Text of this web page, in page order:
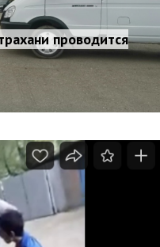
проводится